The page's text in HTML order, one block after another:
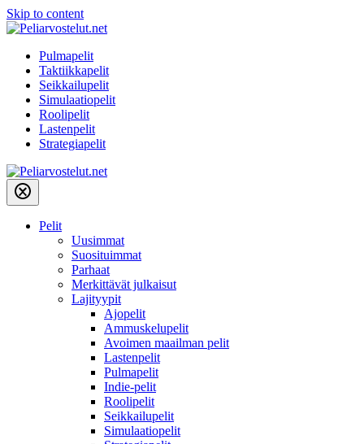
Skip to content
Pulmapelit
Taktiikkapelit
Seikkailupelit
Simulaatiopelit
Roolipelit
Lastenpelit
Strategiapelit
Pelit
Uusimmat
Suosituimmat
Parhaat
Merkittävät julkaisut
Lajityypit
Ajopelit
Ammuskelupelit
Avoimen maailman pelit
Lastenpelit
Pulmapelit
Indie-pelit
Roolipelit
Seikkailupelit
Simulaatiopelit